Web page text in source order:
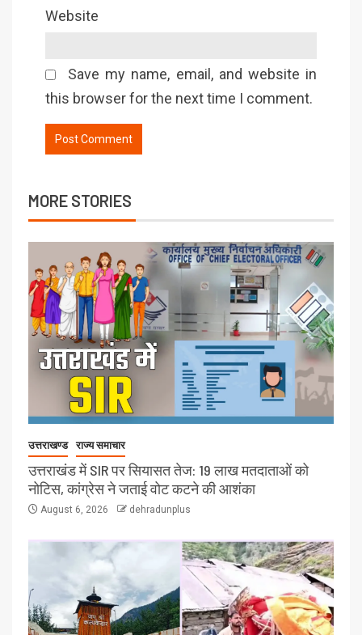
Website
Save my name, email, and website in
this browser for the next time I comment.
MORE STORIES
उत्तराखण्ड राज्य समाचार
उत्तराखंड में SIR पर सियासत तेज: 19 लाख मतदाताओं को
नोटिस, कांग्रेस ने जताई वोट कटने की आशंका
August 6, 2026 dehradunplus